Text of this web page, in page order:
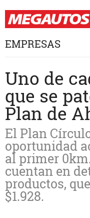
EMPRESAS
Uno de
que se
Plan de
El Plan
oportunidad
al primer
cuentan en
productos,
$1.928.